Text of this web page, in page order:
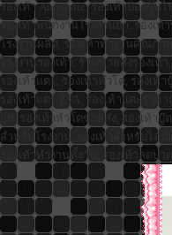
รองเท้า Antistatic, รองเท้าป้องกั
รองเท้าพนักงานโรงงานยา, รองเ
โรงงานผลิต, รองเท้าทำงานคุณภาพ
โรงงานรองเท้า, ร้านขายส่งรองเ
รองเท้าแตะ, รองเท้าหัวโต, รองเท้
รองเท้าแตะ EVA, รองเท้าแตะรา
ถูก, รองเท้าหัวโตขายส่ง, รองเท้า
สำหรับโรงงาน, รองเท้าสำหรับไล
รองเท้าทำงานทั้งวัน, รองเท้าลดป